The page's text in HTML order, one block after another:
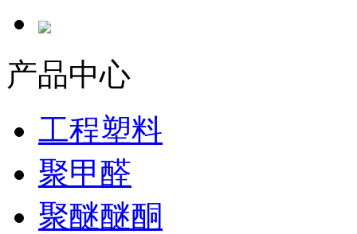
产品中心
工程塑料
聚甲醛
聚醚醚酮